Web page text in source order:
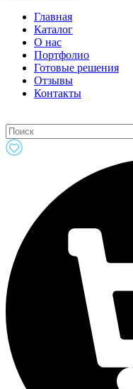
Главная
Каталог
О нас
Портфолио
Готовые решения
Отзывы
Контакты